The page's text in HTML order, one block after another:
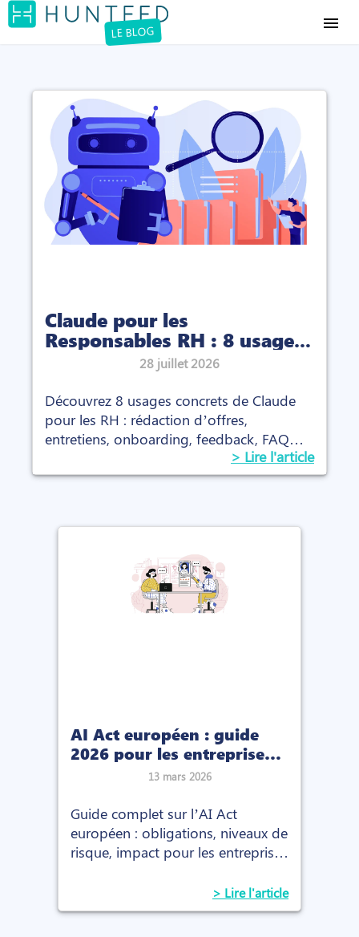
LE BLOG menu
Claude pour les
Responsables RH : 8 usages
concrets (avec les prompts)
28 juillet 2026
Découvrez 8 usages concrets de Claude
pour les RH : rédaction d’offres,
entretiens, onboarding, feedback, FAQ
interne et prompts prêts à l’emploi.> Lire l'article
AI Act européen : guide
2026 pour les entreprises
suisses et européennes
13 mars 2026
Guide complet sur l’AI Act
européen : obligations, niveaux de
risque, impact pour les entreprises
> Lire l'article